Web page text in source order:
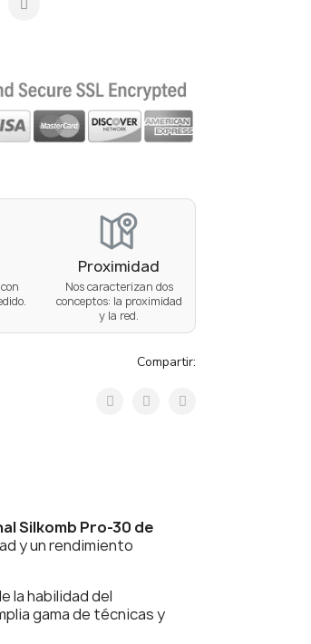
Proximidad
Nos caracterizan dos
conceptos: la proximidad
y la red.
Compartir:
Silkomb Pro-30 de
y un rendimiento
la habilidad del
gama de técnicas y